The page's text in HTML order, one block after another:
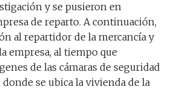
y se pusieron en
de reparto. A continuación,
al repartidor de la mercancía y
empresa, al tiempo que
de las cámaras de seguridad
se ubica la vivienda de la